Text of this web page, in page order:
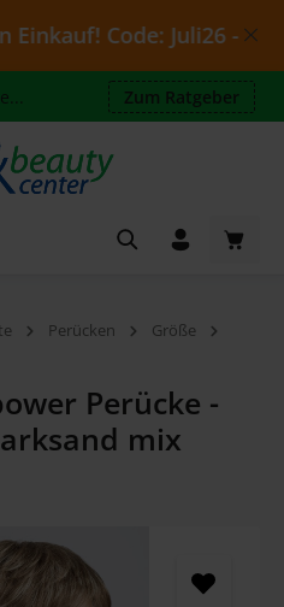
Code: Juli26 -
Zum Ratgeber
Perücken
Größe
Perücke -
mix